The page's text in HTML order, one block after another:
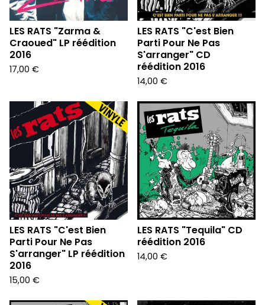
LES RATS "Zarma &
Craoued" LP réédition
2016
17,00 €
LES RATS "C'est Bien
Parti Pour Ne Pas
S'arranger" CD
réédition 2016
14,00 €
LES RATS "C'est Bien
Parti Pour Ne Pas
S'arranger" LP réédition
2016
15,00 €
LES RATS "Tequila" CD
réédition 2016
14,00 €